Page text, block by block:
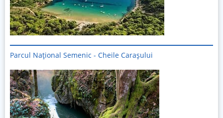
Parcul Național Semenic - Cheile Carașului
Imagine